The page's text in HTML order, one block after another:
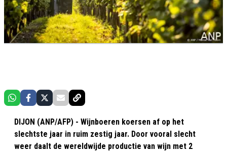
DIJON (ANP/AFP) - Wijnboeren koersen af op het
slechtste jaar in ruim zestig jaar. Door vooral slecht
weer daalt de wereldwijde productie van wijn met 2